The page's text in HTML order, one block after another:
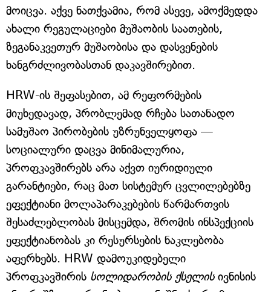
მოიცვა. აქვე ნათქვამია, რომ ასევე, ამოქმედდა
ახალი რეგულაციები მუშაობის საათების,
ზეგანაკვეთურ მუშაობისა და დასვენების
ხანგრძლივობასთან დაკავშირებით.
HRW-ის შეფასებით, ამ რეფორმების
მიუხედავად, პრობლემად რჩება სათანადო
სამუშაო პირობების უზრუნველყოფა —
სოციალური დაცვა მინიმალურია,
პროფკავშირებს არა აქვთ იურიდიული
გარანტიები, რაც მათ სისტემურ ცვლილებებზე
ეფექტიანი მოლაპარაკებების წარმართვის
შესაძლებლობას მისცემდა, შრომის ინსპექციის
ეფექტიანობას კი რესურსების ნაკლებობა
აფერხებს. HRW დამოუკიდებელი
პროფკავშირის სოლიდარობის ქსელისივნისის